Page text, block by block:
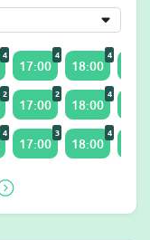
4
17:00
4
18:00
4
2
17:00
2
18:00
4
4
17:00
3
18:00
4